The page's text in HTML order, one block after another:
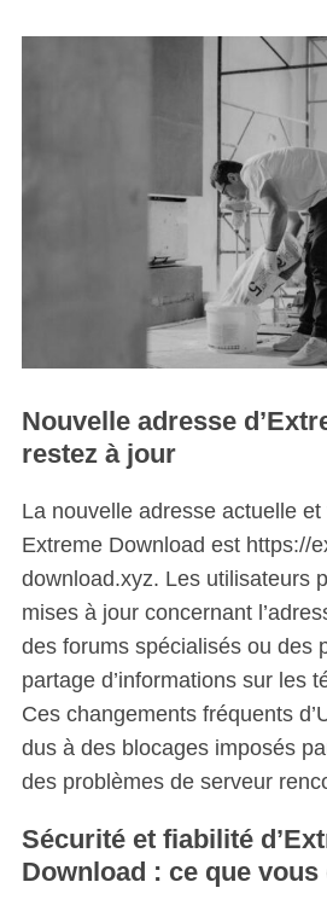
Nouvelle adresse
restez à jour
La nouvelle adresse actuelle
Extreme Download est https://
download.xyz. Les utilisateurs
mises à jour concernant
des forums spécialisés ou des
partage d’informations sur les
Ces changements fréquents
dus à des blocages imposés
des problèmes de serveur
Sécurité et fiabilité
Download : ce que